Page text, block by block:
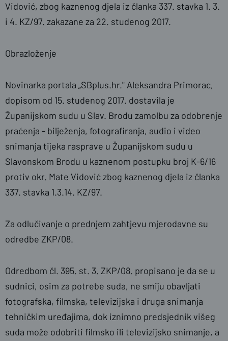
Vidović, zbog kaznenog djela iz članka 337. stavka 1. 3.
i 4. KZ/97. zakazane za 22. studenog 2017.
Obrazloženje
Novinarka portala „SBplus.hr." Aleksandra Primorac,
dopisom od 15. studenog 2017. dostavila je
Županijskom sudu u Slav. Brodu zamolbu za odobrenje
praćenja - bilježenja, fotografiranja, audio i video
snimanja tijeka rasprave u Županijskom sudu u
Slavonskom Brodu u kaznenom postupku broj K-6/16
protiv okr. Mate Vidović zbog kaznenog djela iz članka
337. stavka 1.3.14. KZ/97.
Za odlučivanje o prednjem zahtjevu mjerodavne su
odredbe ZKP/08.
Odredbom čl. 395. st. 3. ZKP/08. propisano je da se u
sudnici, osim za potrebe suda, ne smiju obavljati
fotografska, filmska, televizijska i druga snimanja
tehničkim uređajima, dok iznimno predsjednik višeg
suda može odobriti filmsko ili televizijsko snimanje, a